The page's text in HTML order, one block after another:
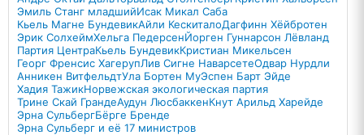
Эмиль Станг младшийИсак Микал Саба
Кьель Магне БундевикАйли КескиталоДагфинн Хёйбротен
Эрик СолхеймХельга ПедерсенЙорген Гуннарсон Лёвланд
Партия ЦентраКьель БундевикКристиан Микельсен
Георг Френсис ХагерупЛив Сигне НаварсетеОдвар Нурдли
Анникен ВитфельдтУла Бортен МуЭспен Барт Эйде
Хадия ТажикНорвежская экологическая партия
Трине Скай ГрандеАудун ЛюсбаккенКнут Арильд Харейде
Эрна СульбергБёрге Бренде
Эрна Сульберг и её 17 министров